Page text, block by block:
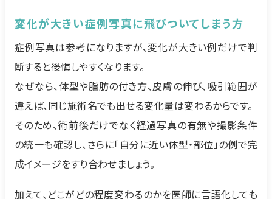
変化が大きい症例写真に飛びついてしまう方
症例写真は参考になりますが、変化が大きい例だけで判
断すると後悔しやすくなります。
なぜなら、体型や脂肪の付き方、皮膚の伸び、吸引範囲が
違えば、同じ施術名でも出せる変化量は変わるからです。
そのため、術前後だけでなく経過写真の有無や撮影条件
の統一も確認し、さらに「自分に近い体型・部位」の例で完
成イメージをすり合わせましょう。
加えて、どこがどの程度変わるのかを医師に言語化しても